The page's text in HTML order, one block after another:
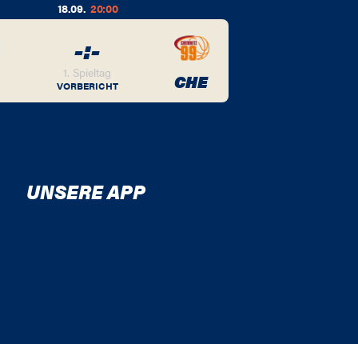
18.09. 20:00
-:-
1. Spieltag
VORBERICHT CHE
UNSERE APP